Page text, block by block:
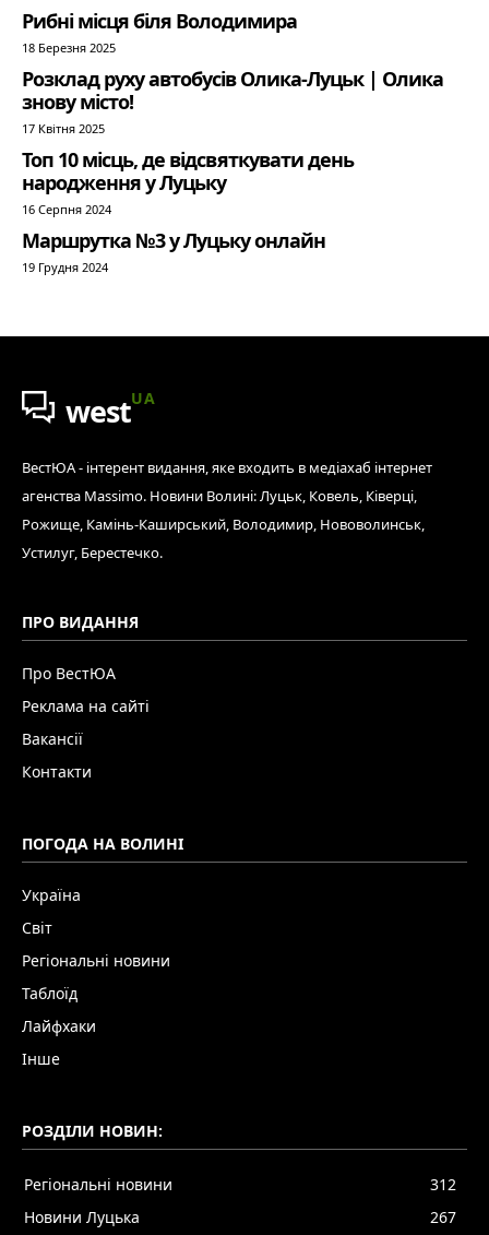
Рибні місця біля Володимира
18 Березня 2025
Розклад руху автобусів Олика-Луцьк | Олика
знову місто!
17 Квітня 2025
Топ 10 місць, де відсвяткувати день
народження у Луцьку
16 Серпня 2024
Маршрутка №3 у Луцьку онлайн
19 Грудня 2024
westUA
ВестЮА - інтерент видання, яке входить в медіахаб інтернет
агенства Massimo. Новини Волині: Луцьк, Ковель, Ківерці,
Рожище, Камінь-Каширський, Володимир, Нововолинськ,
Устилуг, Берестечко.
ПРО ВИДАННЯ
Про ВестЮА
Реклама на сайті
Вакансії
Контакти
ПОГОДА НА ВОЛИНІ
Україна
Світ
Регіональні новини
Таблоїд
Лайфхаки
Інше
РОЗДІЛИ НОВИН:
Регіональні новини
312
Новини Луцька
267